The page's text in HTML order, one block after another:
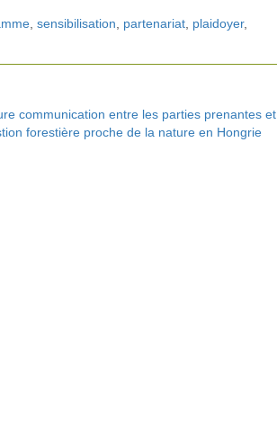
, sensibilisation partenariat, plaidoyer,
communication entre les parties prenantes et
forestière proche de la nature en Hongrie